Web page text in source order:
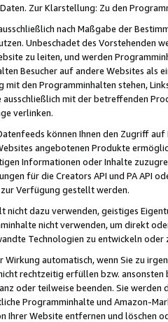
Zur Klarstellung: Zu den
nach Maßgabe der
Unbeschadet des Vorstehenden
zu leiten, und werden
Besucher auf andere Websites als
mit den Programminhalten stehen,
mit der betreffenden
verlinken.
können Ihnen den Zugriff
angebotenen Produkte
Informationen oder Inhalte
für die Creators API und PA API
Verfügung gestellt werden.
nicht dazu verwenden, geistiges
nicht verwenden, um direkt
Technologien zu entwickeln
automatisch, wenn Sie zu
rechtzeitig erfüllen bzw. ansonsten
oder teilweise beenden. Sie werden
Programminhalte und Amazon-
Ihrer Website entfernen und löschen